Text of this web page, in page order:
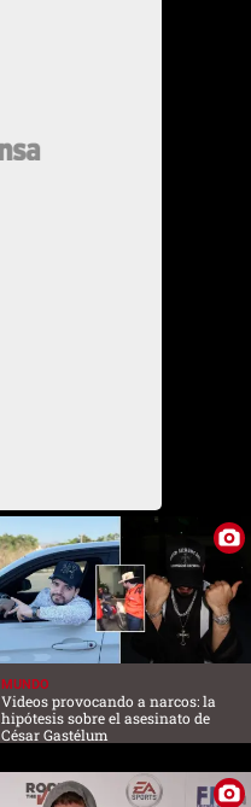
MUNDO
Videos provocando a narcos: la
hipótesis sobre el asesinato de
César Gastélum